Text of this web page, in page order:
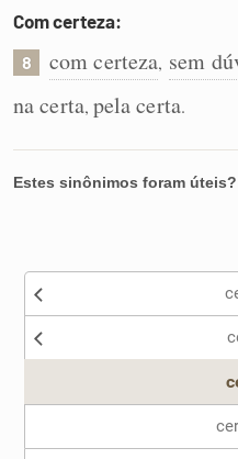
Com certeza:
8 com certeza, sem
na certa, pela certa.
Estes sinônimos foram úteis?
Nenhum dos sinônimos